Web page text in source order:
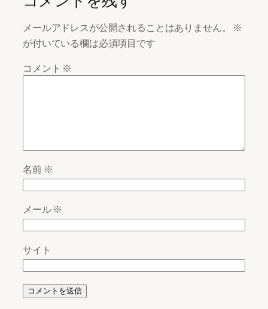
メールアドレスが公開されることはありません。
※
が付いている欄は必須項目です
コメント ※
名前 ※
メール※
サイト